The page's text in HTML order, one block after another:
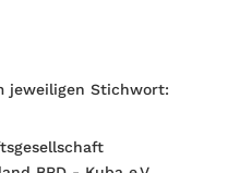
jeweiligen Stichwort: